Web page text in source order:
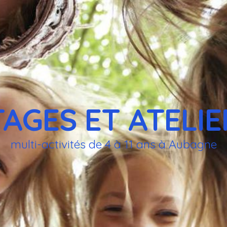
ET
multi-activités de 4 à 11 ans à Aubagne